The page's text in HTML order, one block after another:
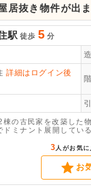
居抜き物件が出ま
駅 徒歩 5 分
詳細はログイン後
の古民家を改築した
ミナント展開してい
冷凍冷蔵庫・製氷機・
ります。現在は焼肉
3 人がお気
お